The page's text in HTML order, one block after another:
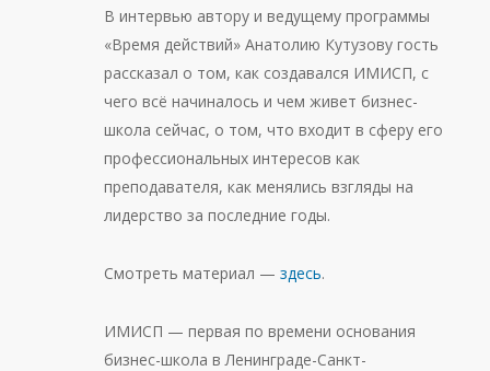
В интервью автору и ведущему программы
«Время действий» Анатолию Кутузову гость
рассказал о том, как создавался ИМИСП, с
чего всё начиналось и чем живет бизнес-
школа сейчас, о том, что входит в сферу его
профессиональных интересов как
преподавателя, как менялись взгляды на
лидерство за последние годы.
Смотреть материал — здесь.
ИМИСП — первая по времени основания
бизнес-школа в Ленинграде-Санкт-